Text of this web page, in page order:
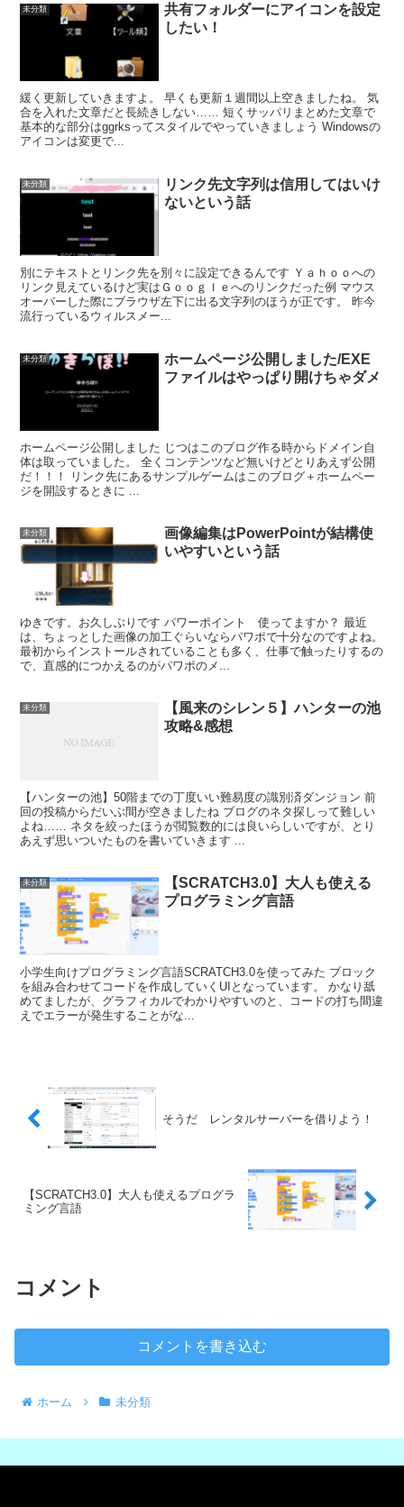
未分類
共有フォルダーにアイコンを設定
したい！
緩く更新していきますよ。 早くも更新１週間以上空きましたね。 気
合を入れた文章だと長続きしない…… 短くサッパリまとめた文章で
基本的な部分はggrksってスタイルでやっていきましょう Windowsの
アイコンは変更で...
未分類
リンク先文字列は信用してはいけ
ないという話
別にテキストとリンク先を別々に設定できるんです Ｙａｈｏｏへの
リンク見えているけど実はＧｏｏｇｌｅへのリンクだった例 マウス
オーバーした際にブラウザ左下に出る文字列のほうが正です。 昨今
流行っているウィルスメー...
未分類
ホームページ公開しました/EXE
ファイルはやっぱり開けちゃダメ
ホームページ公開しました じつはこのブログ作る時からドメイン自
体は取っていました。 全くコンテンツなど無いけどとりあえず公開
だ！！！ リンク先にあるサンプルゲームはこのブログ＋ホームペー
ジを開設するときに ...
未分類
画像編集はPowerPointが結構使
いやすいという話
ゆきです。お久しぶりです パワーポイント 使ってますか？ 最近
は、ちょっとした画像の加工ぐらいならパワポで十分なのですよね。
最初からインストールされていることも多く、仕事で触ったりするの
で、直感的につかえるのがパワポのメ...
未分類
【風来のシレン５】ハンターの池
攻略&感想
【ハンターの池】50階までの丁度いい難易度の識別済ダンジョン 前
回の投稿からだいぶ間が空きましたね ブログのネタ探しって難しい
よね…… ネタを絞ったほうが閲覧数的には良いらしいですが、とり
あえず思いついたものを書いていきます ...
未分類
【SCRATCH3.0】大人も使える
プログラミング言語
小学生向けプログラミング言語SCRATCH3.0を使ってみた ブロック
を組み合わせてコードを作成していくUIとなっています。 かなり舐
めてましたが、グラフィカルでわかりやすいのと、コードの打ち間違
えでエラーが発生することがな...
そうだ レンタルサーバーを借りよう！
【SCRATCH3.0】大人も使えるプログラ
ミング言語
コメント
コメントを書き込む
ホーム 未分類